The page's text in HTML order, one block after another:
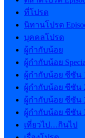
ที่โปรด
นิทานโปรด
บุคคลโปรด
ผู้กำกับน้อย
ผู้กำกับน้อย
ผู้กำกับน้อย ซีซัน
ผู้กำกับน้อย ซีซัน
ผู้กำกับน้อย ซีซัน 3
ผู้กำกับน้อย ซีซัน 3
เที่ยวไป…กินไป